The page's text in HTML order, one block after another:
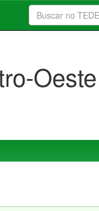
Oeste